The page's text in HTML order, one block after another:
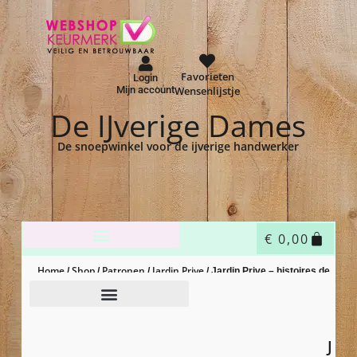
Login
Mijn account
Favorieten
Wensenlijstje
De IJverige Dames
De snoepwinkel voor de ijverige handwerker
€ 0,00
Home/Shop/ Patronen / Jardin Prive/ Jardin Prive – histoires de
J